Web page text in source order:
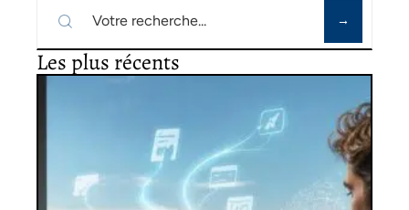
Les plus récents